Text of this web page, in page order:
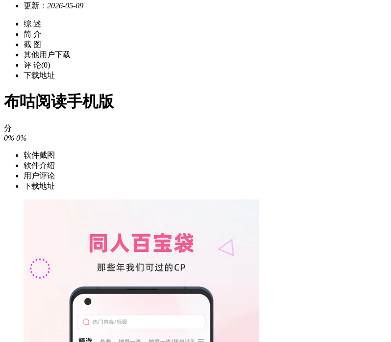
更新： 2026-05-09
综 述
简 介
截 图
其他用户下载
评 论(0)
下载地址
布咕阅读手机版
分
0% 0%
软件截图
软件介绍
用户评论
下载地址